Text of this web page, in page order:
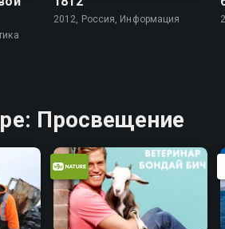
2012, Россия, Информация
Просвещение